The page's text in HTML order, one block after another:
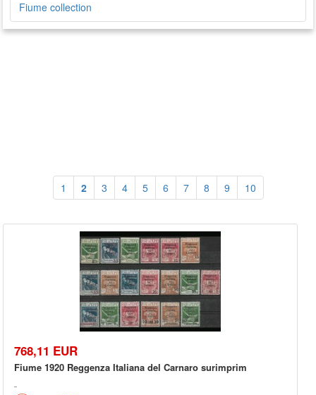
Fiume collection
1 2 3 4 5 6 7 8 9 10
768,11 EUR
Fiume 1920 Reggenza Italiana del Carnaro surimprim